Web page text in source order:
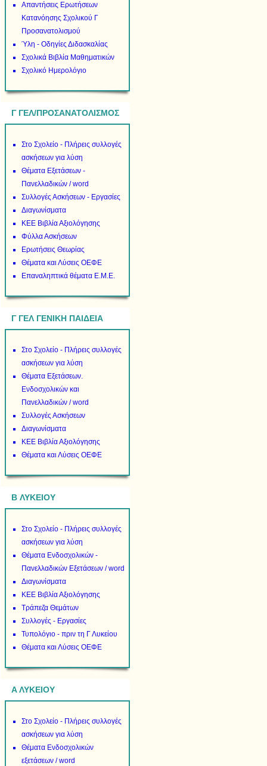
Απαντήσεις Ερωτήσεων
Κατανόησης Σχολικού Γ
Προσανατολισμού
Ύλη - Οδηγίες Διδασκαλίας
Σχολικά Βιβλία Μαθηματικών
Σχολικό Ημερολόγιο
Γ ΓΕΛ/ΠΡΟΣΑΝΑΤΟΛΙΣΜΟΣ
Στο Σχολείο - Πλήρεις συλλογές
ασκήσεων για λύση
Θέματα Εξετάσεων -
Πανελλαδικών / word
Συλλογές Ασκήσεων - Εργασίες
Διαγωνίσματα
ΚΕΕ Βιβλία Αξιολόγησης
Φύλλα Ασκήσεων
Ερωτήσεις Θεωρίας
Θέματα και Λύσεις ΟΕΦΕ
Επαναληπτικά θέματα Ε.Μ.Ε.
Γ ΓΕΛ ΓΕΝΙΚΗ ΠΑΙΔΕΙΑ
Στο Σχολείο - Πλήρεις συλλογές
ασκήσεων για λύση
Θέματα Εξετάσεων.
Ενδοσχολικών και
Πανελλαδικών / word
Συλλογές Ασκήσεων
Διαγωνίσματα
ΚΕΕ Βιβλία Αξιολόγησης
Θέματα και Λύσεις ΟΕΦΕ
B ΛΥΚΕΙΟΥ
Στο Σχολείο - Πλήρεις συλλογές
ασκήσεων για λύση
Θέματα Ενδοσχολικών -
Πανελλαδικών Εξετάσεων / word
Διαγωνίσματα
ΚΕΕ Βιβλία Αξιολόγησης
Τράπεζα Θεμάτων
Συλλογές - Εργασίες
Τυπολόγιο - πριν τη Γ Λυκείου
Θέματα και Λύσεις ΟΕΦΕ
Α ΛΥΚΕΙΟΥ
Στο Σχολείο - Πλήρεις συλλογές
ασκήσεων για λύση
Θέματα Ενδοσχολικών
εξετάσεων / word